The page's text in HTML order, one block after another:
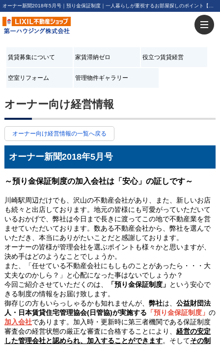
賃貸募集について 家賃滞納ゼロ 役立つ賃貸経営
空室リフォーム 管理物件ギャラリー
オーナー向け経営情報
オーナー向け経営情報の一覧へ戻る
オーナー新聞2018年5月号
～預り金保証制度の加入会社は「安心」の証しです～
川崎駅周辺だけでも、沢山の不動産会社があり、また、新しいお店
も続々と出店しております。地元の皆様にも可愛がっていただいて
いるおかげで、弊社は今日まで長きに渡ってこの地で不動産業を営
ませていただいております。数ある不動産会社から、弊社を選んで
いただき、本当にありがたいことだと感謝しております。
オーナーの皆様が管理会社を選ぶポイントも様々かと思いますが、
決め手はどのようなことでしょうか。
また、「任せている不動産会社にもしものことがあったら・・・大
丈夫なのかしら？」と心配になった事はないでしょうか？
今回ご紹介させていただくのは、
「預り金保証制度」 という安心で
きる制度の情報をお届け致します。
御存じの方もいらっしゃるかも知れませんが、 弊社は、 公益財団法
人・日本賃貸住宅管理協会(日管協)が実施する 「預り金保証制度」 の
加入会社であります。加入時・更新時に第三者機関である保証制度
審査会の経営状態の厳正な審査に合格することにより、 経営の安定
した管理会社と認められ、加入することができます。そしてその制